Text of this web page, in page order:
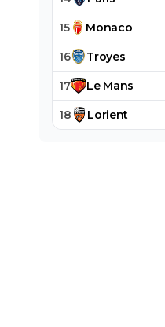
15 Monaco
16 Troyes
17 Le Mans
18 Lorient